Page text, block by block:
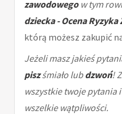
zawodowegow tym
dziecka - Ocena
którą możesz zakupić
Jeżeli masz jakieś
piszśmiało lubdzwoń!
wszystkie twoje pytania
wszelkie wątpliwości.